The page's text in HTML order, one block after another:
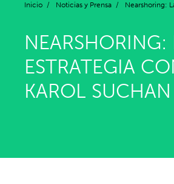
Inicio / Noticias y Prensa / Nearshoring:
ESTRATEGIA
KAROL SUCHAN